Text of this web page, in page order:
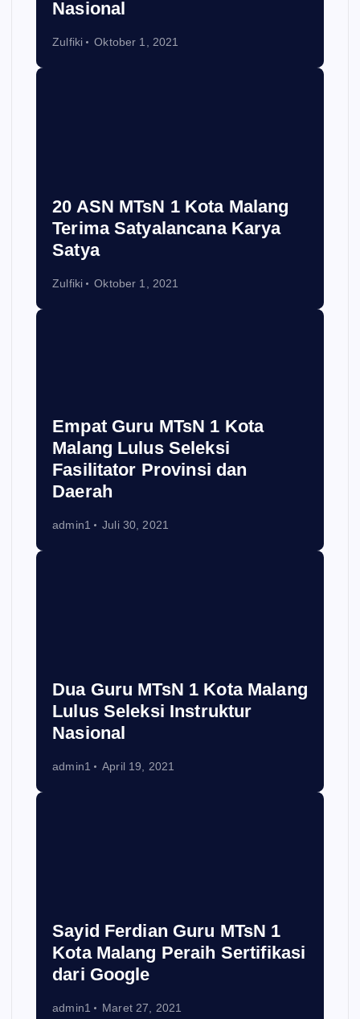
Nasional
Zulfiki Oktober 1, 2021
20 ASN MTsN 1 Kota Malang
Terima Satyalancana Karya
Satya
Zulfiki Oktober 1, 2021
Empat Guru MTsN 1 Kota
Malang Lulus Seleksi
Fasilitator Provinsi dan
Daerah
admin1 Juli 30, 2021
Dua Guru MTsN 1 Kota Malang
Lulus Seleksi Instruktur
Nasional
admin1 April 19, 2021
Sayid Ferdian Guru MTsN 1
Kota Malang Peraih Sertifikasi
dari Google
admin1 Maret 27, 2021